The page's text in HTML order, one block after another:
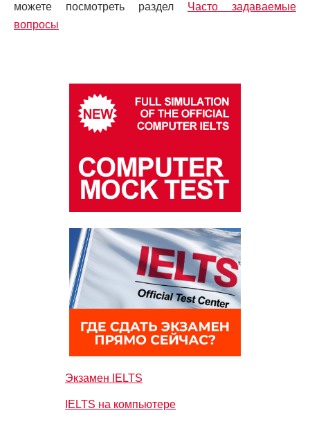
можете посмотреть раздел Часто задаваемые
вопросы
Экзамен IELTS
IELTS на компьютере